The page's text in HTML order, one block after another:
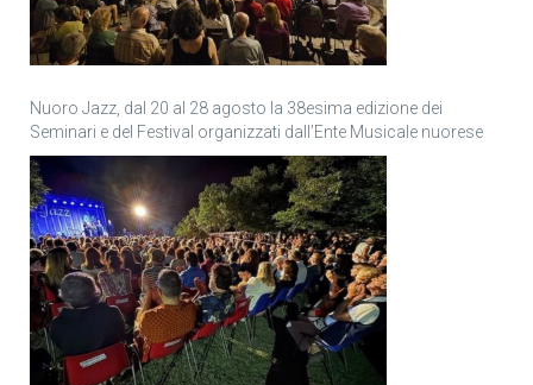
Nuoro Jazz, dal 20 al 28 agosto la 38esima edizione dei
Seminari e del Festival organizzati dall’Ente Musicale nuorese